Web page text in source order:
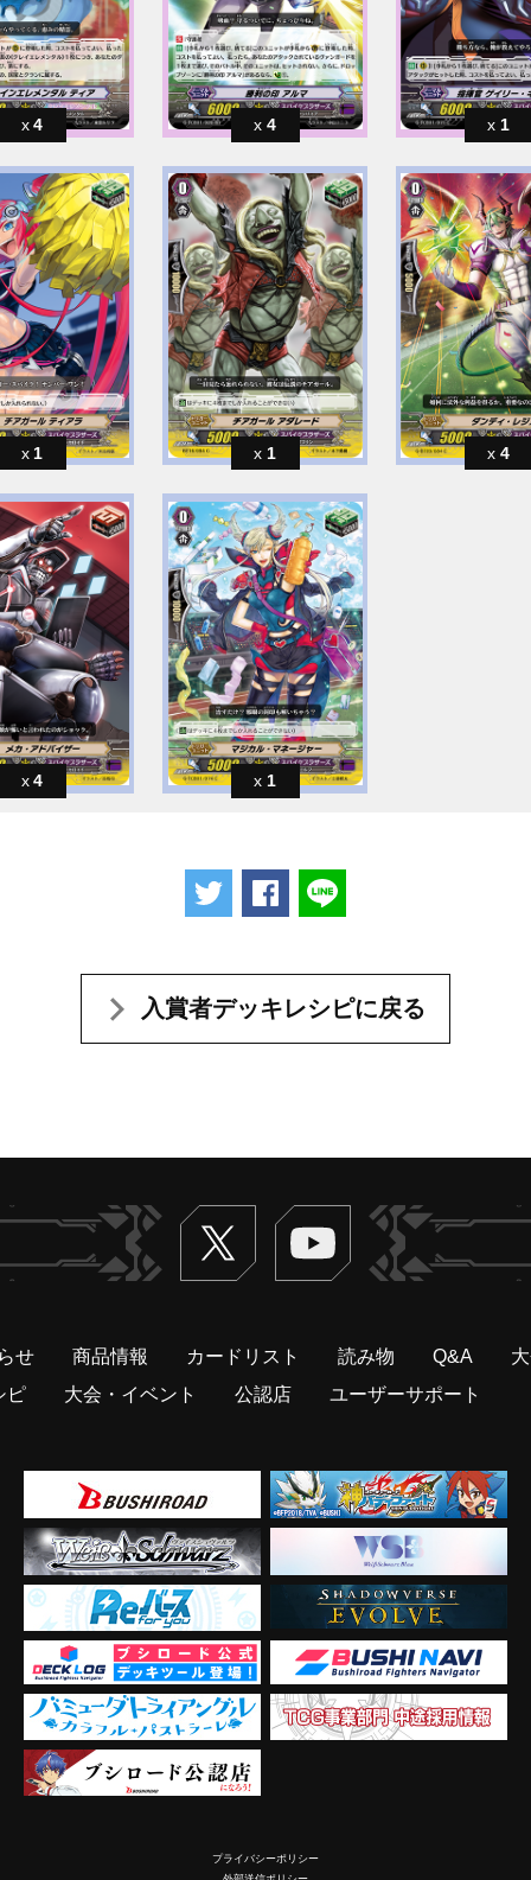
4 4 1
1 1 4
4 1
ツイートするFacebookでシェアする
入賞者デッキレシピに戻る
Twitter ヴァンガードch
せ 商品情報 カードリスト 読み物 Q&A
ピ
大会・イベント 公認店 ユーザーサポート
プライバシーポリシー